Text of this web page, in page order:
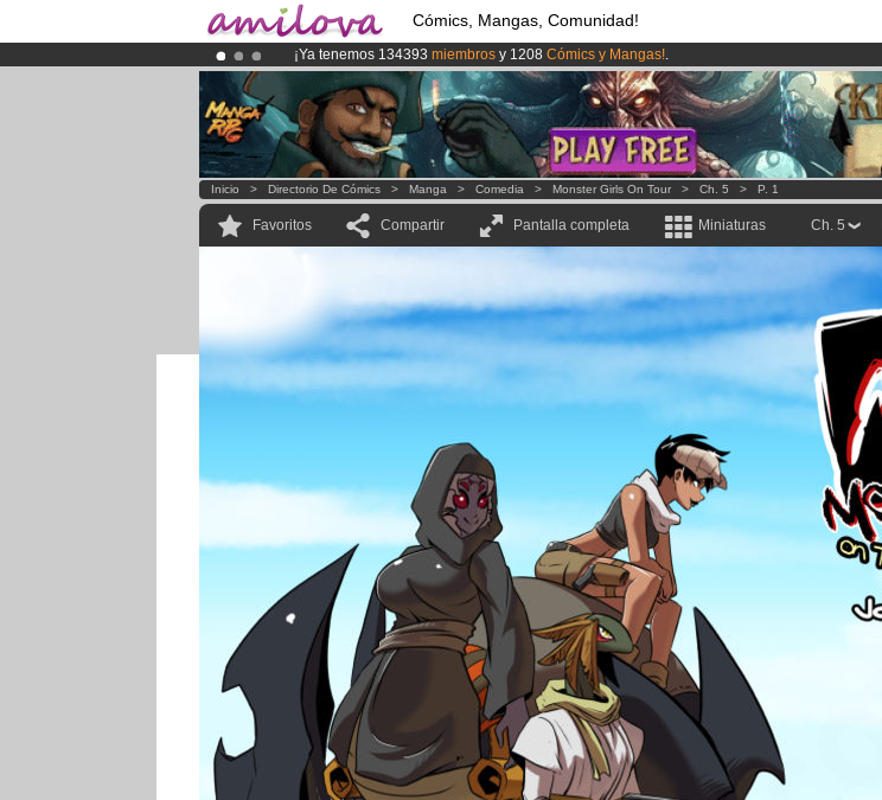
Cómics, Mangas, Comunidad!
¡Ya tenemos 134393 miembros y 1208 Cómics y Mangas!.
¡Conviertete en Premium por3.95 eurosal mes!Hazte Premium ya
El Kickstarter Amilova está desormado lanzado!.
Inicio > Directorio De Cómics > Manga > Comedia > Monster Girls On Tour > Ch. 5 > P. 1
Favoritos Compartir Pantalla completa Miniaturas Ch. 5